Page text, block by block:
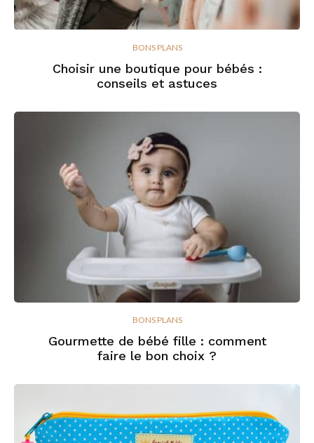
BONS PLANS
Choisir une boutique pour bébés :
conseils et astuces
BONS PLANS
Gourmette de bébé fille : comment
faire le bon choix ?